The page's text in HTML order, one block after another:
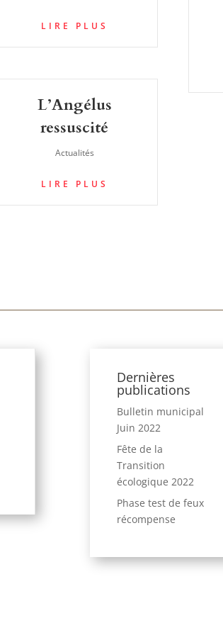
LIRE PLUS
L’Angélus
ressuscité
Actualités
LIRE PLUS
Dernières
publications
Bulletin municipal
Juin 2022
Fête de la
Transition
écologique 2022
Phase test de feux
récompense